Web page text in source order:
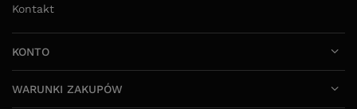
Kontakt
KONTO
WARUNKI ZAKUPÓW